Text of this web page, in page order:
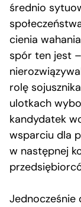
średnio
cienia
spór ten jest
rolę
ulotkach
kandydatek
wsparciu dla
w następnej
Jednocześnie